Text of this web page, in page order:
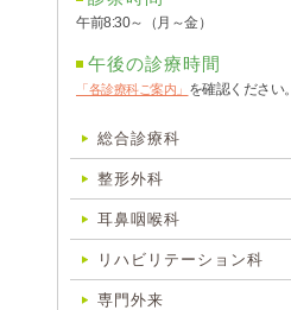
午前8:30～（月～金）
午後の診療時間
「各診療科ご案内」 を確認ください。
総合診療科
整形外科
耳鼻咽喉科
リハビリテーション科
専門外来